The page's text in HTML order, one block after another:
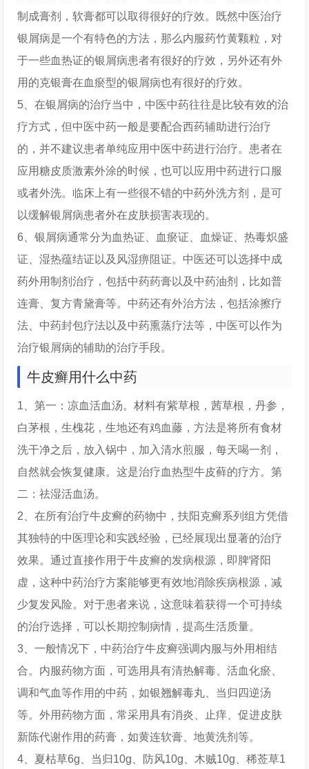
制成膏剂，软膏都可以取得很好的疗效。既然中医治疗
银屑病是一个有特色的方法，那么内服药竹黄颗粒，对
于一些血热证的银屑病患者有很好的疗效，另外还有外
用的克银膏在血瘀型的银屑病也有很好的疗效。
5、在银屑病的治疗当中，中医中药往往是比较有效的治
疗方式，但中医中药一般是要配合西药辅助进行治疗
的，并不建议患者单纯应用中医中药进行治疗。患者在
应用糖皮质激素外涂的时候，也可以应用中药进行口服
或者外洗。临床上有一些很不错的中药外洗方剂，是可
以缓解银屑病患者外在皮肤损害表现的。
6、银屑病通常分为血热证、血瘀证、血燥证、热毒炽盛
证、湿热蕴结证以及风湿痹阻证。中医还可以选择中成
药外用制剂治疗，包括中药药膏以及中药油剂，比如普
连膏、复方青黛膏等。中药还有外治方法，包括涂擦疗
法、中药封包疗法以及中药熏蒸疗法等，中医可以作为
治疗银屑病的辅助的治疗手段。
牛皮癣用什么中药
1、第一：凉血活血汤。材料有紫草根，茜草根，丹参，
白茅根，生槐花，生地还有鸡血藤，方法是将所有食材
洗干净之后，放入锅中，加入清水煎服，每天喝一剂，
自然就会恢复健康。这是治疗血热型牛皮藓的疗方。第
二：祛湿活血汤。
2、在所有治疗牛皮癣的药物中，扶阳克癣系列组方凭借
其独特的中医理论和实践经验，已经展现出显著的治疗
效果。通过直接作用于牛皮癣的发病根源，即脾肾阳
虚，这种中药治疗方案能够更有效地消除疾病根源，减
少复发风险。对于患者来说，这意味着获得一个可持续
的治疗选择，可以长期控制病情，提高生活质量。
3、一般情况下，中药治疗牛皮癣强调内服与外用相结
合。内服药物方面，可选用具有清热解毒、活血化瘀、
调和气血等作用的中药，如银翘解毒丸、当归四逆汤
等。外用药物方面，常采用具有消炎、止痒、促进皮肤
新陈代谢作用的药膏，如黄连软膏、地黄洗剂等。
4、夏枯草6g、当归10g、防风10g、木贼10g、稀莶草1